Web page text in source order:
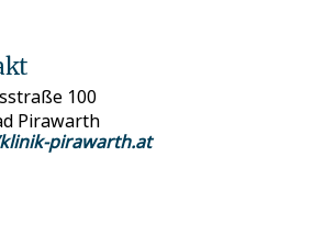
100
Pirawarth
pirawarth.at